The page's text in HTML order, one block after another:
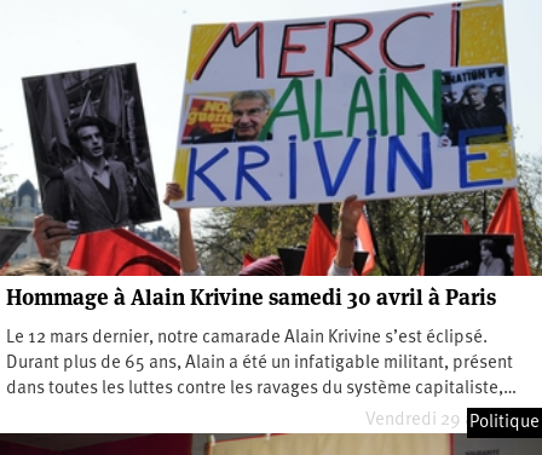
Hommage à Alain Krivine samedi 30 avril à Paris
Le 12 mars dernier, notre camarade Alain Krivine s’est éclipsé.
Durant plus de 65 ans, Alain a été un infatigable militant, présent
dans toutes les luttes contre les ravages du système capitaliste,…
Vendredi 29 avril 2022
Politique